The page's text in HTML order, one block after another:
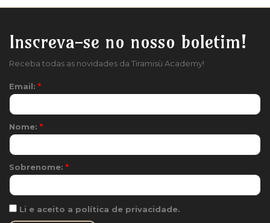
Inscreva-se no nosso boletim!
Receba todas as novidades da Tiramisù Academy!
Email: *
Nome: *
Sobrenome: *
Li e aceito a política de privacidade.